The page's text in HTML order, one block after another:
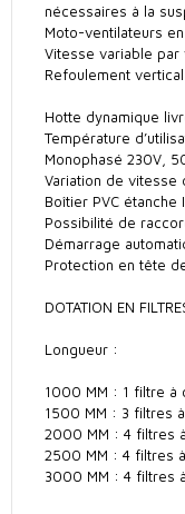
nécessaires à la
Moto-ventilateurs
Vitesse variable par
Refoulement
Hotte dynamique
Température
Monophasé 230V,
Variation de vitesse
Boîtier PVC étanche
Possibilité de
Démarrage
Protection en tête
DOTATION EN
Longueur :
1000 MM : 1 filtre à
1500 MM : 3 filtres
2000 MM : 4 filtres
2500 MM : 4 filtres
3000 MM : 4 filtres